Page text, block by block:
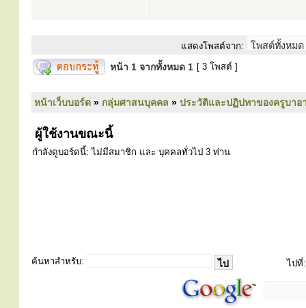
แสดงโพสต์จาก:
หน้า 1 จากทั้งหมด 1 [ 3 โพสต์ ]
หน้าเว็บบอร์ด » กลุ่มศาสนบุคคล » ประวัติและปฏิปทาของครูบาอ
ผู้ใช้งานขณะนี้
กำลังดูบอร์ดนี้: ไม่มีสมาชิก และ บุคคลทั่วไป 3 ท่าน
ค้นหาสำหรับ: ไปที่: